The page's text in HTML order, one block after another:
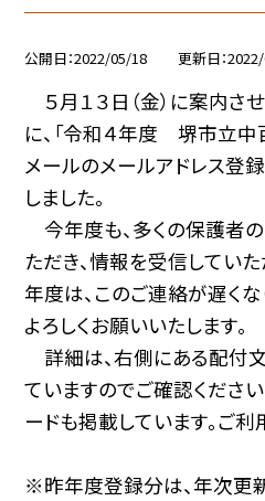
公開日 2022/05/18 更新日
５月１３日（金）に案内さ
に、「令和４年度 堺市立
メールのメールアドレス登
しました。
今年度も、多くの保護者
ただき、情報を受信してい
年度は、このご連絡が遅くな
よろしくお願いいたします。
詳細は、右側にある配付
ていますのでご確認ください
ードも掲載しています。ご利
※昨年度登録分は、年次更